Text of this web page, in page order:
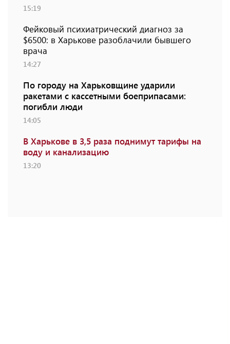
15:19
Фейковый психиатрический диагноз за
$6500: в Харькове разоблачили бывшего
врача
14:27
По городу на Харьковщине ударили
ракетами с кассетными боеприпасами:
погибли люди
14:05
В Харькове в 3,5 раза поднимут тарифы на
воду и канализацию
13:20